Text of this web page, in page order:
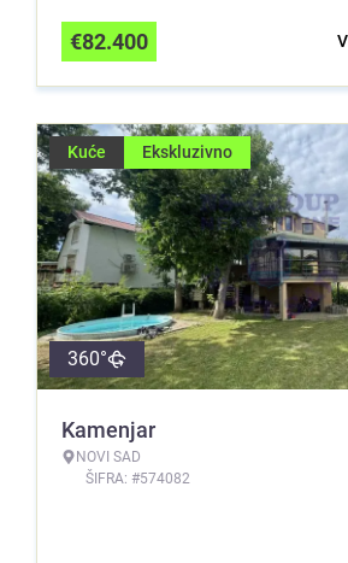
€82.400
Kuće Ekskluzivno
360°
Kamenjar
NOVI SAD
ŠIFRA: #574082